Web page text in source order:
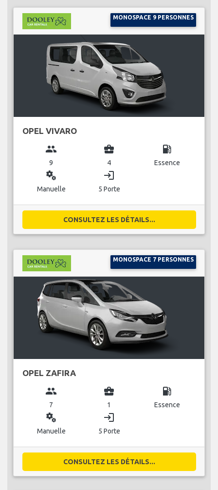
MONOSPACE 9 PERSONNES
OPEL VIVARO
group
9
business_center
4
local_gas_station
Essence
miscellaneous_services
Manuelle
login
5 Porte
CONSULTEZ LES DÉTAILS...
MONOSPACE 7 PERSONNES
OPEL ZAFIRA
group
7
business_center
1
local_gas_station
Essence
miscellaneous_services
Manuelle
login
5 Porte
CONSULTEZ LES DÉTAILS...